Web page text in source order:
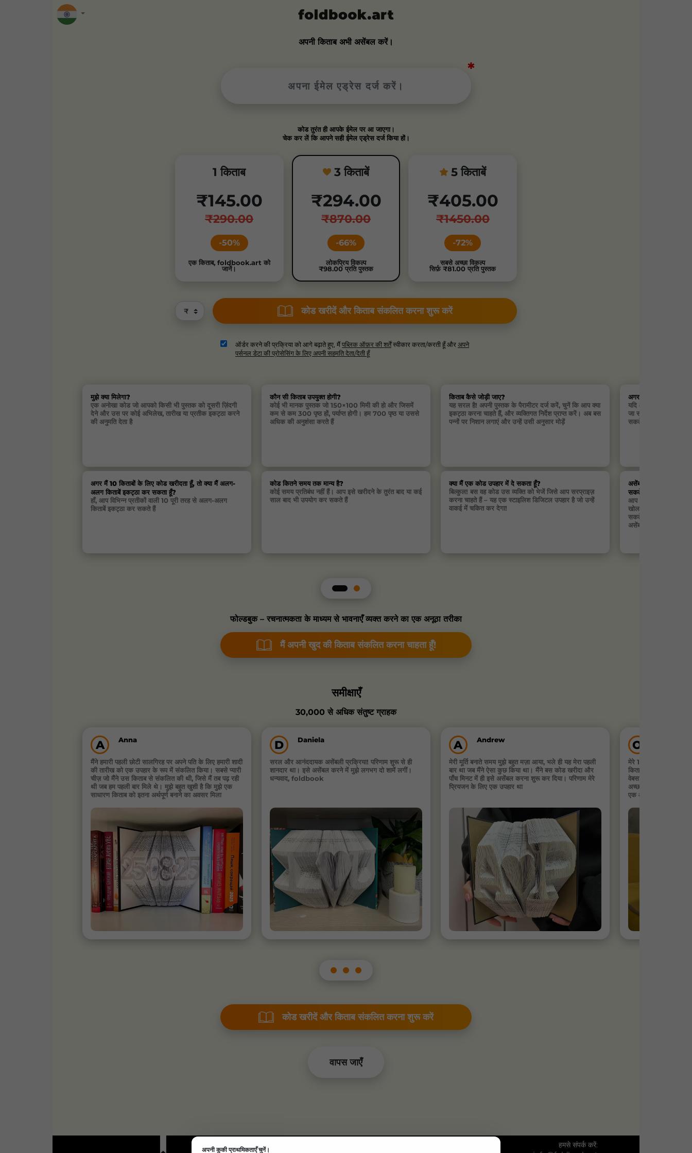
अपनी कुकी प्राथमिकताएँ चुनें।
अपनी किताब अभी असेंबल करें।
कोड तुरंत ही आपके ईमेल पर आ जाएगा।
चेक कर लें कि आपने सही ईमेल एड्रेस दर्ज किया हों।
1 किताब
₹145.00
₹290.00
-50%
एक किताब, foldbook.art को
जानें।
3 किताबें
₹294.00
₹870.00
-66%
लोकप्रिय विकल्प
₹98.00 प्रति पुस्तक
5 किताबें
₹405.00
₹1450.00
-72%
सबसे अच्छा विकल्प
सिर्फ़ ₹81.00 प्रति पुस्तक
कोड खरीदें और किताब संकलित करना शुरू करें
ऑर्डर करने की प्रक्रिया को आगे बढ़ाते हुए, मैं पब्लिक ऑफ़र की शर्तेंस्वीकार करता/करती हूँ और अपने
पर्सनल डेटा की प्रोसेसिंग के लिए अपनी सहमति देता/देती हूँ
मुझे क्या मिलेगा?
एक अनोखा कोड जो आपको किसी भी पुस्तक को दूसरी ज़िंदगी
देने और उस पर कोई अभिलेख, तारीख या प्रतीक इकट्ठा करने
की अनुमति देता है
अगर मैं 10 किताबों के लिए कोड खरीदता हूँ, तो क्या मैं अलग-
अलग किताबें इकट्ठा कर सकता हूँ?
हाँ, आप विभिन्न प्रतीकों वाली 10 पूरी तरह से अलग-अलग
किताबें इकट्ठा कर सकते हैं
कौन सी किताब उपयुक्त होगी?
कोई भी मानक पुस्तक जो 150×100 मिमी की हो और जिसमें
कम से कम 300 पृष्ठ हों, पर्याप्त होगी। हम 700 पृष्ठ या उससे
अधिक की अनुशंसा करते हैं
कोड कितने समय तक मान्य है?
कोई समय प्रतिबंध नहीं हैं। आप इसे खरीदने के तुरंत बाद या कई
साल बाद भी उपयोग कर सकते हैं
किताब कैसे जोड़ी जाए?
यह सरल है! अपनी पुस्तक के पैरामीटर दर्ज करें, चुनें कि आप क्या
इकट्ठा करना चाहते हैं, और व्यक्तिगत निर्देश प्राप्त करें। अब बस
पन्नों पर निशान लगाएं और उन्हें उसी अनुसार मोड़ें
क्या मैं एक कोड उपहार में दे सकता हूँ?
बिल्कुल! बस वह कोड उस व्यक्ति को भेजें जिसे आप सरप्राइज़
करना चाहते हैं – यह एक स्टाइलिश डिजिटल उपहार है जो उन्हें
वाकई में चकित कर देगा!
अगर असेंबली के दौरान
यदि आपने पेज को गलत
जा सकते हैं, एक नई
सकते हैं
असेंबली आरेखा खोलने के
सकते हैं?
आप किसी भी फोन,
खोल सकते हैं। आप PDF
सकते हैं और जहाँ इंटरनेट
असेंबल कर सकते हैं
फोल्डबुक – रचनात्मकता के माध्यम से भावनाएँ व्यक्त करने का एक अनूठा तरीका
मैं अपनी खुद की किताब संकलित करना चाहता हूँ!
समीक्षाएँ
30,000 से अधिक संतुष्ट ग्राहक
A Anna
मैंने हमारी पहली छोटी सालगिरह पर अपने पति के लिए हमारी शादी
की तारीख को एक उपहार के रूप में संकलित किया। सबसे प्यारी
चीज़ जो मैंने उस किताब से संकलित की थी, जिसे मैं तब पढ़ रही
थी जब हम पहली बार मिले थे। मुझे बहुत खुशी है कि मुझे एक
साधारण किताब को इतना अर्थपूर्ण बनाने का अवसर मिला
D Daniela
सरल और आनंददायक असेंबली प्रक्रिया! परिणाम शुरू से ही
शानदार था। इसे असेंबल करने में मुझे लगभग दो शामें लगीं।
धन्यवाद, foldbook
A Andrew
मेरी मूर्ति बनाते समय मुझे बहुत मज़ा आया, भले ही यह मेरा पहली
बार था जब मैंने ऐसा कुछ किया था। मैंने बस कोड खरीदा और
पाँच मिनट में ही इसे असेंबल करना शुरू कर दिया। परिणाम मेरे
प्रियजन के लिए एक उपहार था
O
मेरे 10 साल के बेटे ने अपनी
किताब से बनाया, और
वेबसाइट शानदार है, और
अच्छा है। इसे पूरा करने
एक और किताब ढूंढ रहे हैं
कोड खरीदें और किताब संकलित करना शुरू करें
वापस जाएँ
हमसे संपर्क करें: